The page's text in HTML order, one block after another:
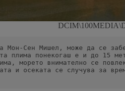
Сен Мишел, може да се
плима понекогаш е и до 15
морето внимателно се
и осеката се случува за